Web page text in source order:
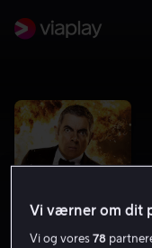
Vi værner om dit
Vi og vores78